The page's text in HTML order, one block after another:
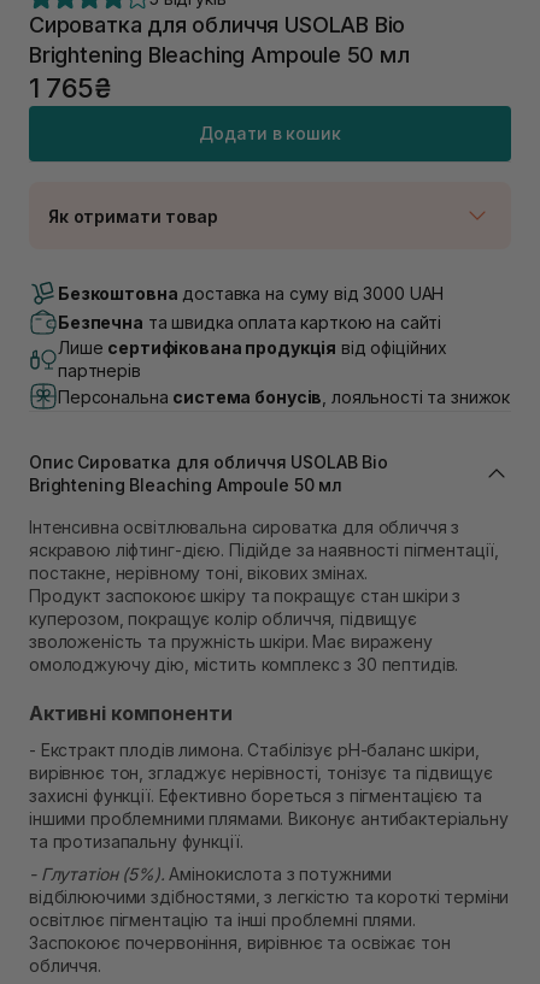
Сироватка для обличчя USOLAB Bio
Brightening Bleaching Ampoule 50 мл
1 765₴
Додати в кошик
Як отримати товар
Немає в наявності!
В наявності
Самовивіз м. Львів, вул. Академіка Підстригача, 1В
(Duck’s Lake)
Немає в наявності!
Немає в наявності!
Самовивіз м. Львів, вул. Степана Бандери 45
Немає в наявності!
Самовивіз м. Рівне, вул. 16-го Липня, 15
Немає в наявності!
Самовивіз м. Рівне, вул. Кулика і Гудачека 23 (ТЦ
Екватор)
Немає в наявності!
Безкоштовна доставка на суму від 3000 UAH
Безпечна та швидка оплата карткою на сайті
Лише сертифікована продукція від офіційних
партнерів
Персональна система бонусів , лояльності та знижок
Опис Сироватка для обличчя USOLAB Bio
Brightening Bleaching Ampoule 50 мл
Інтенсивна освітлювальна сироватка для обличчя з
яскравою ліфтинг-дією. Підійде за наявності пігментації,
постакне, нерівному тоні, вікових змінах.
Продукт заспокоює шкіру та покращує стан шкіри з
куперозом, покращує колір обличчя, підвищує
зволоженість та пружність шкіри. Має виражену
омолоджуючу дію, містить комплекс з 30 пептидів.
Активні компоненти
- Екстракт плодів лимона. Стабілізує pH-баланс шкіри,
вирівнює тон, згладжує нерівності, тонізує та підвищує
захисні функції. Ефективно бореться з пігментацією та
іншими проблемними плямами. Виконує антибактеріальну
та протизапальну функції.
- Глутатіон (5%).Амінокислота з потужними
відбілюючими здібностями, з легкістю та короткі терміни
освітлює пігментацію та інші проблемні плями.
Заспокоює почервоніння, вирівнює та освіжає тон
обличчя.